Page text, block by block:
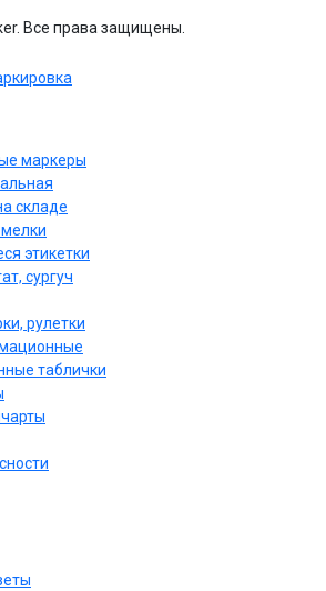
Все права защищены.
маркеры
складе
этикетки
сургуч
рулетки
таблички